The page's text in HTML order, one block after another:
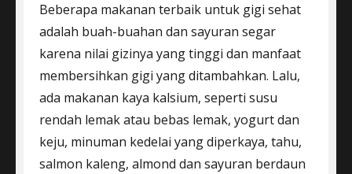
Beberapa makanan terbaik untuk gigi sehat
adalah buah-buahan dan sayuran segar
karena nilai gizinya yang tinggi dan manfaat
membersihkan gigi yang ditambahkan. Lalu,
ada makanan kaya kalsium, seperti susu
rendah lemak atau bebas lemak, yogurt dan
keju, minuman kedelai yang diperkaya, tahu,
salmon kaleng, almond dan sayuran berdaun